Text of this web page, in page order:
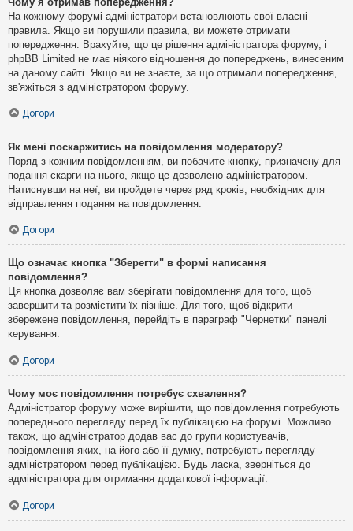
На кожному форумі адміністратори встановлюють свої власні
правила. Якщо ви порушили правила, ви можете отримати
попередження. Врахуйте, що це рішення адміністратора форуму, і
phpBB Limited не має ніякого відношення до попереджень, винесеним
на даному сайті. Якщо ви не знаєте, за що отримали попередження,
зв'яжіться з адміністратором форуму.
Догори
Як мені поскаржитись на повідомлення модератору?
Поряд з кожним повідомленням, ви побачите кнопку, призначену для
подання скарги на нього, якщо це дозволено адміністратором.
Натиснувши на неї, ви пройдете через ряд кроків, необхідних для
відправлення подання на повідомлення.
Догори
Що означає кнопка "Зберегти" в формі написання
повідомлення?
Ця кнопка дозволяє вам зберігати повідомлення для того, щоб
завершити та розмістити їх пізніше. Для того, щоб відкрити
збережене повідомлення, перейдіть в параграф "Чернетки" панелі
керування.
Догори
Чому моє повідомлення потребує схвалення?
Адміністратор форуму може вирішити, що повідомлення потребують
попереднього перегляду перед їх публікацією на форумі. Можливо
також, що адміністратор додав вас до групи користувачів,
повідомлення яких, на його або її думку, потребують перегляду
адміністратором перед публікацією. Будь ласка, зверніться до
адміністратора для отримання додаткової інформації.
Догори